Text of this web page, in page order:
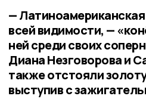
—
всей видимости, —
ней среди своих
Диана Незговорова и
также отстояли
выступив с